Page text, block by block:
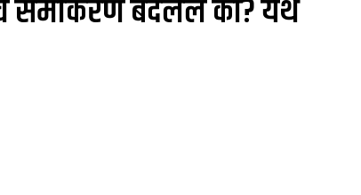
समीकरण बदलेल का? येथे